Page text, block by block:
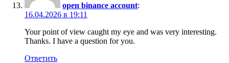
open binance account:
16.04.2026 в 19:11
Your point of view caught my eye and was very interesting.
Thanks. I have a question for you.
Ответить